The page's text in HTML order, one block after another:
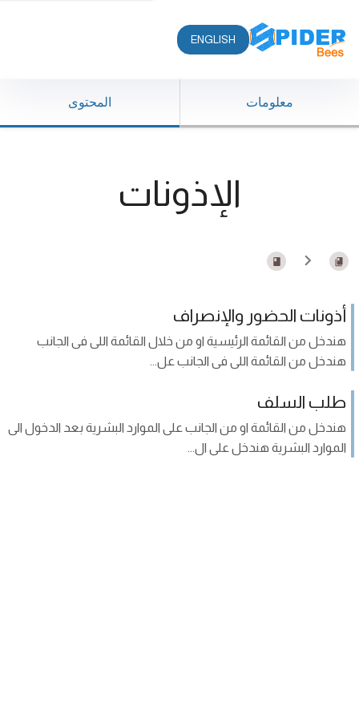
ENGLISH
معلومات المحتوى
الإذونات
أذونات الحضور والإنصراف
هندخل من القائمة الرئيسية او من خلال القائمة اللى فى الجانب
هندخل من القائمة اللى فى الجانب عل...
طلب السلف
هندخل من القائمة او من الجانب على الموارد البشرية بعد الدخول الى
الموارد البشرية هندخل على ال...